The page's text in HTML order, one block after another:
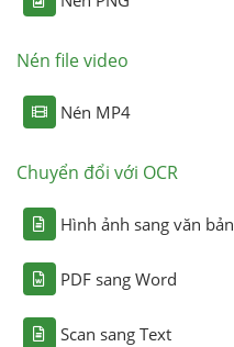
Nén file video
Nén MP4
Chuyển đổi với OCR
Hình ảnh sang văn bản
PDF sang Word
Scan sang Text